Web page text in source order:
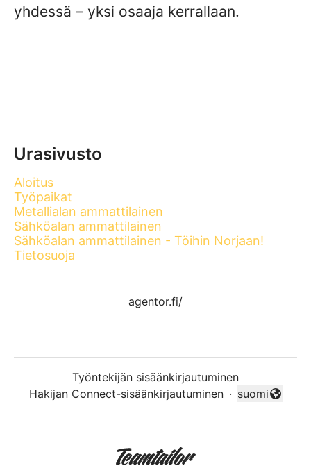
yhdessä – yksi osaaja kerrallaan.
Urasivusto
Aloitus
Työpaikat
Metallialan ammattilainen
Sähköalan ammattilainen
Sähköalan ammattilainen - Töihin Norjaan!
Tietosuoja
agentor.fi/
Työntekijän sisäänkirjautuminen
Hakijan Connect-sisäänkirjautuminen ·
Vaihda kieli
suomi